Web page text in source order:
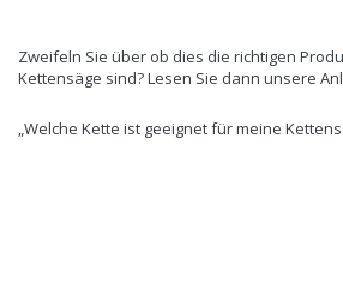
Zweifeln Sie über ob dies die richtigen
Kettensäge sind? Lesen Sie dann unsere
„Welche Kette ist geeignet für meine